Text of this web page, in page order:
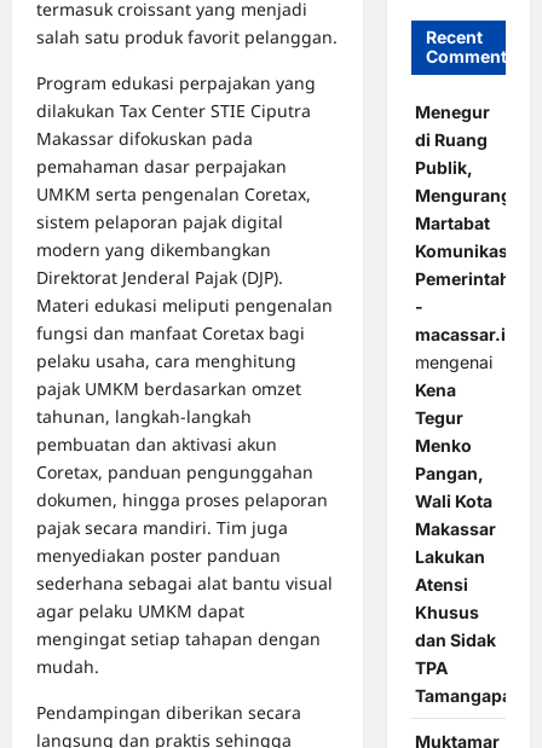
termasuk croissant yang menjadi
salah satu produk favorit pelanggan.
Program edukasi perpajakan yang
dilakukan Tax Center STIE Ciputra
Makassar difokuskan pada
pemahaman dasar perpajakan
UMKM serta pengenalan Coretax,
sistem pelaporan pajak digital
modern yang dikembangkan
Direktorat Jenderal Pajak (DJP).
Materi edukasi meliputi pengenalan
fungsi dan manfaat Coretax bagi
pelaku usaha, cara menghitung
pajak UMKM berdasarkan omzet
tahunan, langkah-langkah
pembuatan dan aktivasi akun
Coretax, panduan pengunggahan
dokumen, hingga proses pelaporan
pajak secara mandiri. Tim juga
menyediakan poster panduan
sederhana sebagai alat bantu visual
agar pelaku UMKM dapat
mengingat setiap tahapan dengan
mudah.
Pendampingan diberikan secara
langsung dan praktis sehingga
Recent
Comments
Menegur
di Ruang
Publik,
Mengurangi
Martabat
Komunikasi
Pemerintahan
-
macassar.id
mengenai
Kena
Tegur
Menko
Pangan,
Wali Kota
Makassar
Lakukan
Atensi
Khusus
dan Sidak
TPA
Tamangapa
Muktamar